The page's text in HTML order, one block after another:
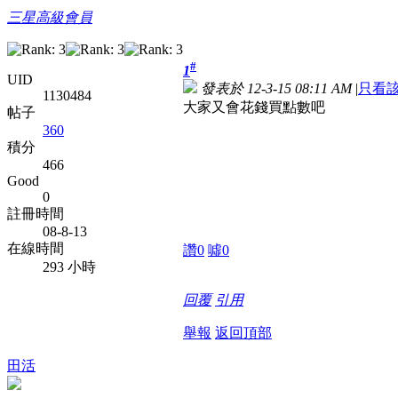
三星高級會員
UID
1130484
帖子
360
積分
466
Good
0
註冊時間
08-8-13
在線時間
293 小時
1#
發表於 12-3-15 08:11 AM |只看
大家又會花錢買點數吧
讚0 噓0
回覆 引用
舉報 返回頂部
田活